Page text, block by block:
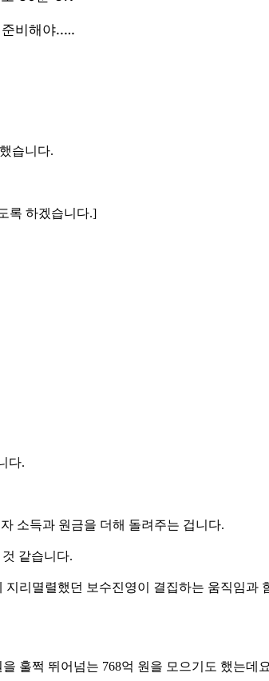
습니다.
록 하겠습니다.]
다.
소득과 원금을 더해 돌려주는 겁니다.
같습니다.
리멸렬했던 보수진영이 결집하는 움직임과
훌쩍 뛰어넘는 768억 원을 모으기도 했는데